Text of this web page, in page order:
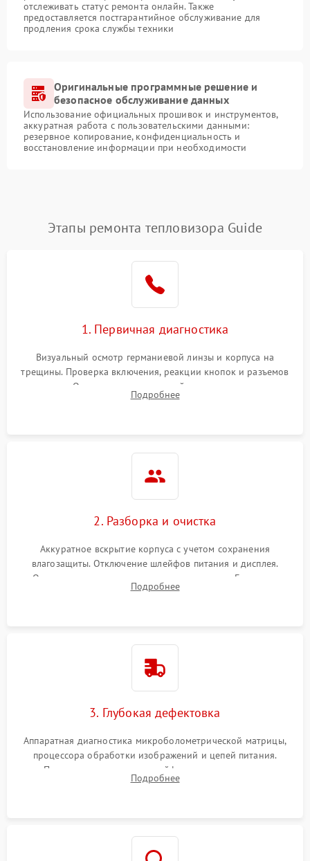
отслеживать статус ремонта онлайн. Также
предоставляется постгарантийное обслуживание для
продления срока службы техники
Оригинальные программные решение и
безопасное обслуживание данных
Использование официальных прошивок и инструментов,
аккуратная работа с пользовательскими данными:
резервное копирование, конфиденциальность и
восстановление информации при необходимости
Этапы ремонта тепловизора Guide
1. Первичная диагностика
Визуальный осмотр германиевой линзы и корпуса на
трещины. Проверка включения, реакции кнопок и разъемов
зарядки. Оценка вывода тепловой сигнатуры на экран,
проверка базовых функций и считывание системных
Подробнее
2. Разборка и очистка
Аккуратное вскрытие корпуса с учетом сохранения
влагозащиты. Отключение шлейфов питания и дисплея.
Очистка внутренних плат от окислов и пыли. Бережная
обработка германиевого объектива специализированными
Подробнее
3. Глубокая дефектовка
Аппаратная диагностика микроболометрической матрицы,
процессора обработки изображений и цепей питания.
Проверка целостности шлейфов, модуля памяти и
интерфейсов связи. Выявление сгоревших SMD-компонентов
Подробнее